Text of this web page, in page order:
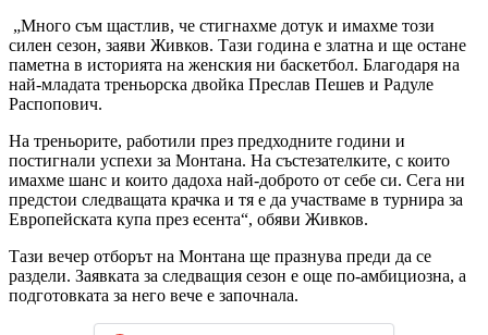
„Много съм щастлив, че стигнахме дотук и имахме този
силен сезон, заяви Живков. Тази година е златна и ще остане
паметна в историята на женския ни баскетбол. Благодаря на
най-младата треньорска двойка Преслав Пешев и Радуле
Распопович.
На треньорите, работили през предходните години и
постигнали успехи за Монтана. На състезателките, с които
имахме шанс и които дадоха най-доброто от себе си. Сега ни
предстои следващата крачка и тя е да участваме в турнира за
Европейската купа през есента“, обяви Живков.
Тази вечер отборът на Монтана ще празнува преди да се
раздели. Заявката за следващия сезон е още по-амбициозна, а
подготовката за него вече е започнала.